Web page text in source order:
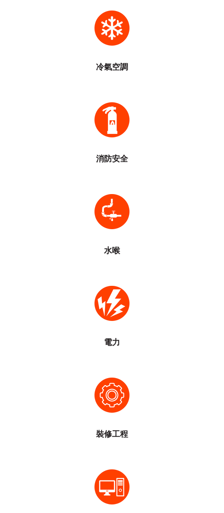
冷氣空調
冷氣入雪種
定期清洗冷氣/冷氣槽清洗
冷氣機緊急維修
冷氣去水清潔
消防安全
滅火筒及滅火氈檢查
消防系統週年檢查
煙霧偵測系統檢查
自動花灑灑水系統
由註冊消防承辦商服務
水喉
水喉漏水維修
水壓測試
泵房噪音改善工程
供水系統維修
水泵設備維修
申請用戶水錶
供水電器設備維修
電力
更換光管及燈泡
漏電跳制
辦公室LED光管更換
申請公眾電錶,臨時電錶
簽發大廈年驗WR1/WR2證書
定期保養商戶的照明及供電系统
裝修工程
店鋪還原清埸
寫字樓還原清埸
清拆僭建工程
申請飲食牌照顧問
電腦保養
電腦顧問
電腦保養
INSIGHT電腦公司